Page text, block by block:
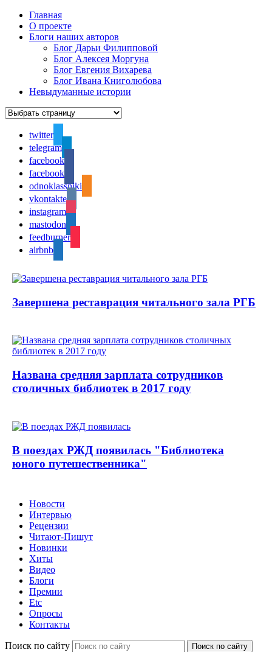
Главная
О проекте
Блоги наших авторов
Блог Дарьи Филипповой
Блог Алексея Моргуна
Блог Евгения Вихарева
Блог Ивана Книголюбова
Невыдуманные истории
twitter
telegram
facebook
facebook
odnoklassniki
vkontakte
instagram
mastodon
feedburner
airbnb
Завершена реставрация читального зала РГБ
Названа средняя зарплата сотрудников
столичных библиотек в 2017 году
В поездах РЖД появилась "Библиотека
юного путешественника"
Новости
Интервью
Рецензии
Читают-Пишут
Новинки
Хиты
Видео
Блоги
Премии
Etc
Опросы
Контакты
Поиск по сайту